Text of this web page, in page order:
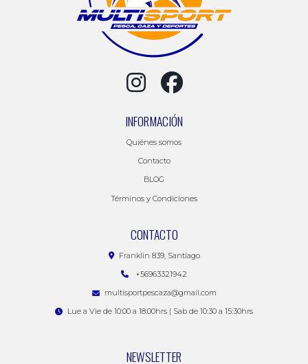
INFORMACIÓN
Quiénes somos
Contacto
BLOG
Términos y Condiciones
CONTACTO
Franklin 839, Santiago
+56963321942
multisportpescaza@gmail.com
Lue a Vie de 10:00 a 18:00hrs | Sab de 10:30 a 15:30hrs
NEWSLETTER